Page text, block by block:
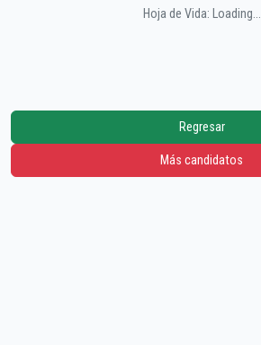
Hoja de Vida: Loading...
Regresar
Más candidatos